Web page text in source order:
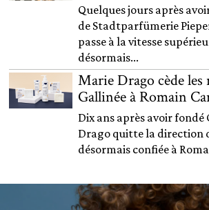
Quelques jours après
de Stadtparfümerie
passe à la vitesse
désormais...
Marie Drago cède les
Gallinée à Romain
Dix ans après avoir fondé
Drago quitte la direction
désormais confiée à